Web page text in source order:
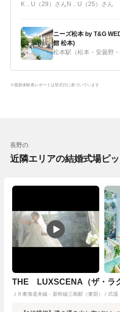
K．U（29）さん N．U（25）さん
ニーズ松本 by T&G
館 松本)
※最新体験者レポートは挙式日に基づいています
長野の
近隣エリアの結婚式場ピ
THE LUXSCENA（ザ・ラ
ＪＲ東海道本線・新幹線三島駅（東部） / 式場